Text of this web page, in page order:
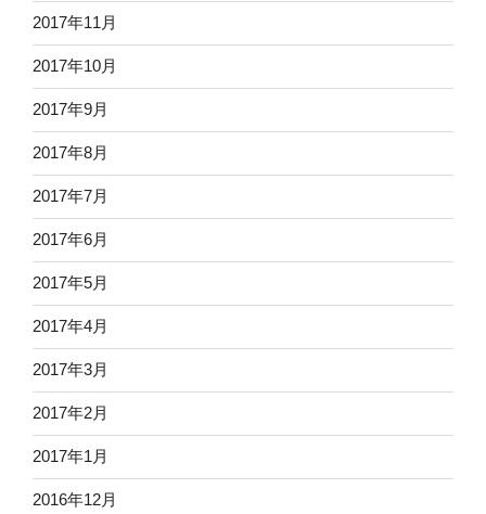
2017年11月
2017年10月
2017年9月
2017年8月
2017年7月
2017年6月
2017年5月
2017年4月
2017年3月
2017年2月
2017年1月
2016年12月